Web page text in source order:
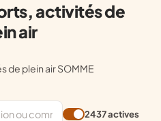
activités de
air
2437 actives